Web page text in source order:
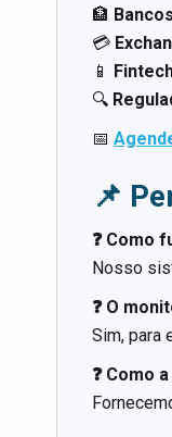
🏦
💳
📱
🔍
📅
📌
❓ Como
Nosso
❓ O
Sim, para
❓ Como